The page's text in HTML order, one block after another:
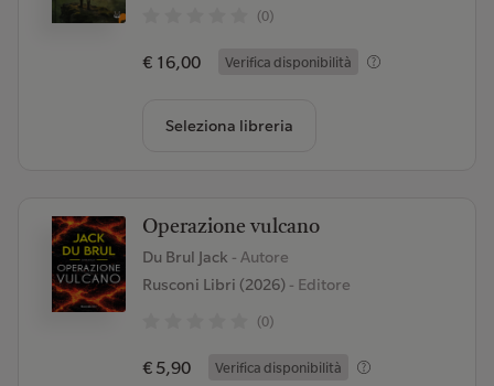
(0)
€ 16,00 Verifica disponibilità
Seleziona libreria
Operazione vulcano
Du Brul Jack - Autore
Rusconi Libri (2026)- Editore
(0)
€ 5,90 Verifica disponibilità